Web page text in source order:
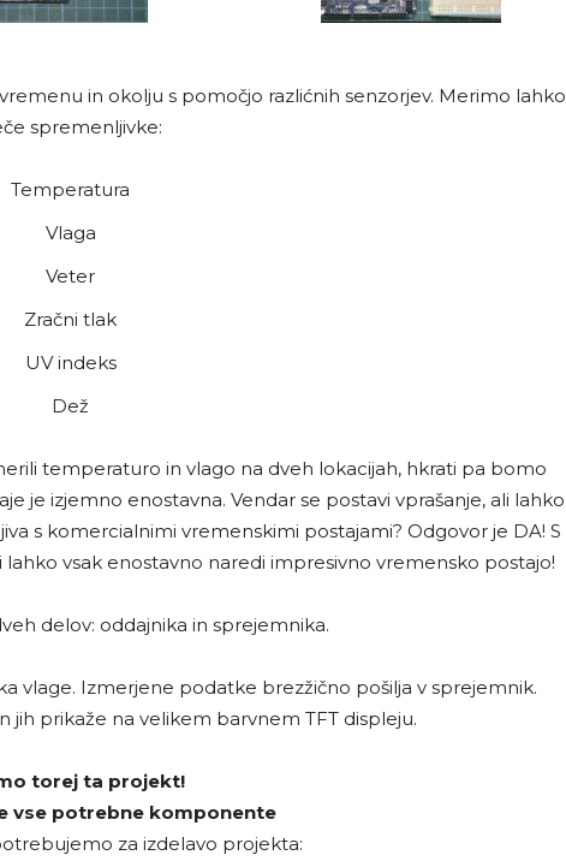
in okolju s pomočjo razlićnih senzorjev. Merimo lahko
spremenljivke:
Temperatura
Vlaga
Veter
Zračni tlak
UV indeks
Dež
temperaturo in vlago na dveh lokacijah, hkrati pa bomo
je izjemno enostavna. Vendar se postavi vprašanje, ali lahko
s komercialnimi vremenskimi postajami? Odgovor je DA! S
vsak enostavno naredi impresivno vremensko postajo!
delov: oddajnika in sprejemnika.
vlage. Izmerjene podatke brezžično pošilja v sprejemnik.
prikaže na velikem barvnem TFT displeju.
torej ta projekt!
vse potrebne komponente
za izdelavo projekta: